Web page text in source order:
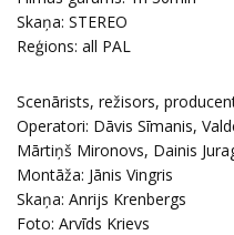
Skaņa: STEREO
Reģions: all PAL
Scenārists, režisors,
Operatori: Dāvis Sīmanis,
Mārtiņš Mironovs, Dainis
Montāža: Jānis Vingris
Skaņa: Anrijs Krenbergs
Foto: Arvīds Krievs